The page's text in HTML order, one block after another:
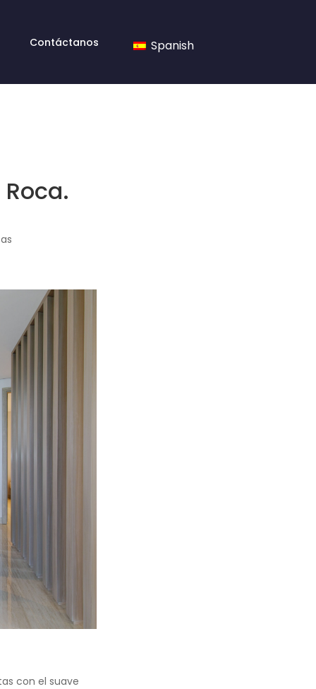
Contáctanos Spanish
con el suave